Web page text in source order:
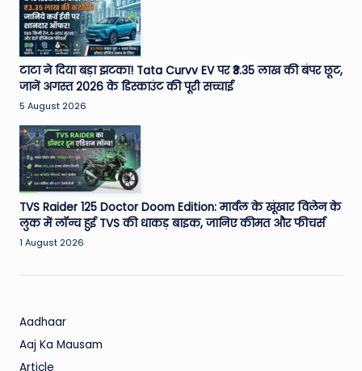
W
o
rl
d
टाटा ने दिया बड़ा झटका! Tata Curvv EV पर ₹3.35 लाख की बंपर छूट,
जानें अगस्त 2026 के डिस्काउंट की पूरी सच्चाई
5 August 2026
TVS Raider 125 Doctor Doom Edition: मार्वल के खूंखार विलेन के
लुक में लॉन्च हुई TVS की धाकड़ बाइक, जानिए कीमत और फीचर्स
1 August 2026
Aadhaar
Aaj Ka Mausam
Article